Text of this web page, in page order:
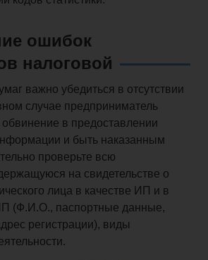
ошибок
налоговой
важно убедиться в отсутствии
случае предприниматель
обвинение в предоставлении
и быть наказанным
проверьте всю
на свидетельстве о
лица в качестве ИП и в
(Ф.И.О., паспортные данные,
регистрации), виды